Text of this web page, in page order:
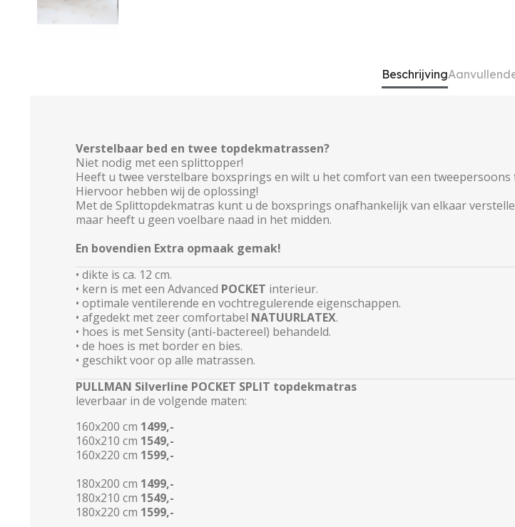
Beschrijving
Verstelbaar bed en twee topdekmatrassen?
Niet nodig met een splittopper!
Heeft u twee verstelbare boxsprings en wilt u het comfort van een tweepersoons
Hiervoor hebben wij de oplossing!
Met de Splittopdekmatras kunt u de boxsprings onafhankelijk van elkaar
maar heeft u geen voelbare naad in het midden.
En bovendien Extra opmaak gemak!
• dikte is ca. 12 cm.
• kern is met een Advanced POCKET interieur.
• optimale ventilerende en vochtregulerende eigenschappen.
• afgedekt met zeer comfortabel NATUURLATEX.
• hoes is met Sensity (anti-bactereel) behandeld.
• de hoes is met border en bies.
• geschikt voor op alle matrassen.
PULLMAN Silverline POCKET SPLIT topdekmatras
leverbaar in de volgende maten:
160x200 cm 1499,-
160x210 cm 1549,-
160x220 cm 1599,-
180x200 cm 1499,-
180x210 cm 1549,-
180x220 cm 1599,-